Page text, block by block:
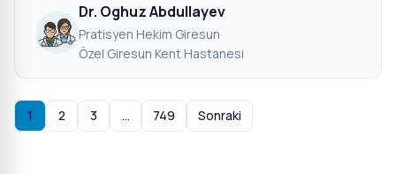
Dr. Oghuz Abdullayev
Pratisyen Hekim·Giresun·
Özel Giresun Kent Hastanesi
1 2 3 … 749 Sonraki